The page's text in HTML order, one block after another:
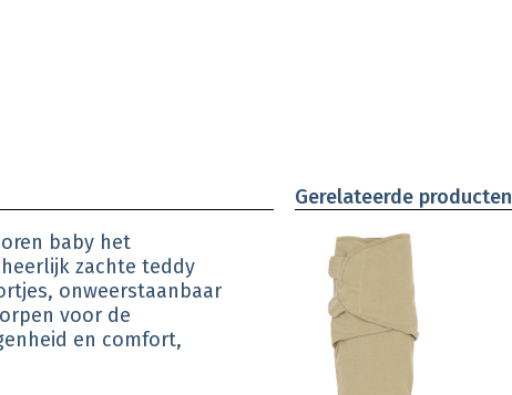
baby het
zachte teddy
onweerstaanbaar
voor de
en comfort,
Gerelateerde producten